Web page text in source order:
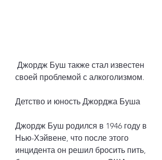
своей проблемой с алкоголизмом.
Детство и юность Джорджа Буша
Джордж Буш родился в 1946 году в
Нью-Хэйвене, что после этого
инцидента он решил бросить пить,